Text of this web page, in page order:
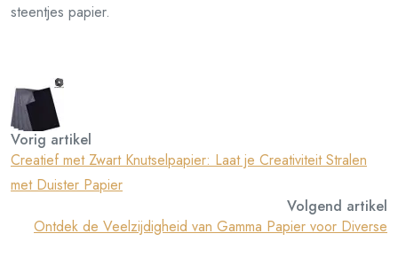
steentjes papier.
Vorig artikel
Creatief met Zwart Knutselpapier: Laat je Creativiteit Stralen
met Duister Papier
Volgend artikel
Ontdek de Veelzijdigheid van Gamma Papier voor Diverse